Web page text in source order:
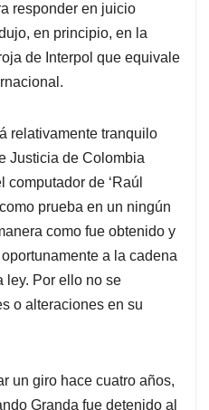
responder en juicio
en principio, en la
de Interpol que equivale
relativamente tranquilo
Justicia de Colombia
de ‘Raúl
prueba en un ningún
como fue obtenido y
a la cadena
ley. Por ello no se
o alteraciones en su
un giro hace cuatro años,
Granda fue detenido al